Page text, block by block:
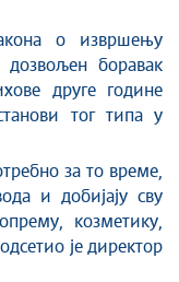
о извршењу
боравак
друге године
тог типа у
за то време,
и добијају сву
козметику,
је директор